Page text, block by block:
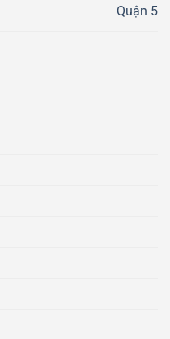
Quận 5